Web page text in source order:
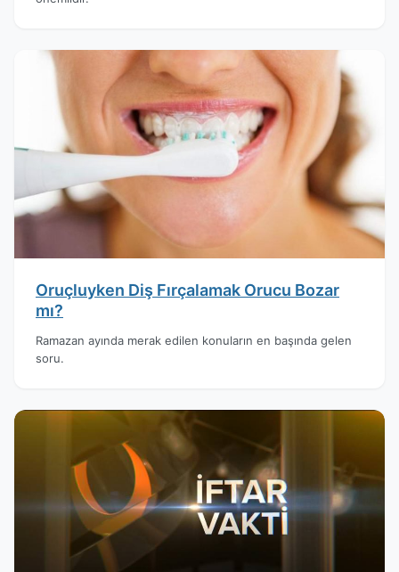
Oruçluyken Diş Fırçalamak Orucu Bozar
mı?
Ramazan ayında merak edilen konuların en başında gelen
soru.